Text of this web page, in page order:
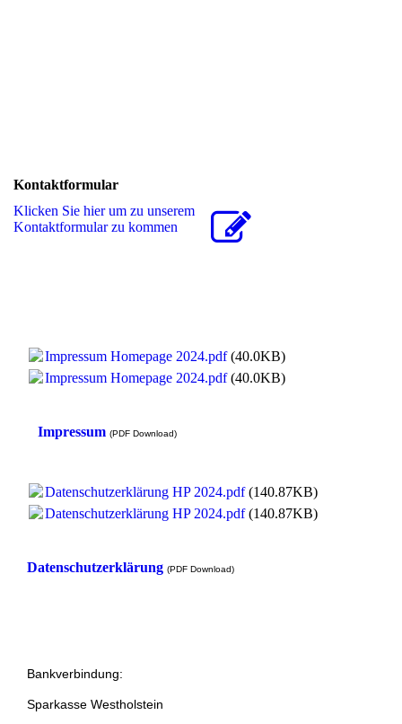
Kontaktformular
Klicken Sie hier um zu unserem
Kon­takt­for­mu­lar zu kommen
Impressum Homepage 2024.pdf(40.0KB)
Impressum Homepage 2024.pdf(40.0KB)
Impressum (PDF Download)
Datenschutzerklärung HP 2024.pdf(140.87KB)
Datenschutzerklärung HP 2024.pdf(140.87KB)
Datenschutzerklärung (PDF Download)
Bankverbindung:
Sparkasse Westholstein